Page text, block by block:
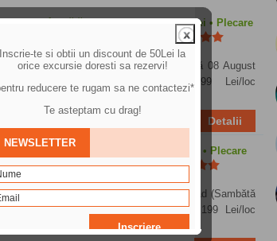
Sad • Sâmbătă 08 August 2026 • 199 Lei • Plecare
Excursie Novi Sad - august 2026
sau Atena Sârbească - 1 ZI - Sâmbătă 08 August
Plecare Timisoara - 199 Lei/loc
Detalii
• Sâmbătă 15 August 2026 • 199 Lei • Plecare
- Excursie Belgrad • August 2026
Belgrad, Serbia Excursie 1 zi la Belgrad (Sambătă
Lei Promoție!! Plecare Timisoara - 199 Lei/loc